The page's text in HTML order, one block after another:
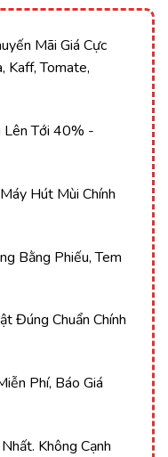
Mãi Giá Cực
Kaff, Tomate,
Lên Tới 40% -
Hút Mùi Chính
Bằng Phiếu, Tem
Đúng Chuẩn Chính
Phí, Báo Giá
Không Cạnh